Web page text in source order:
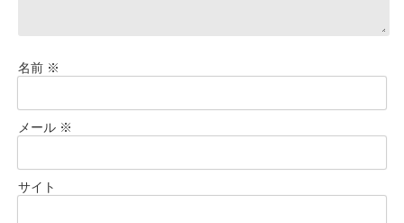
名前 ※
メール ※
サイト